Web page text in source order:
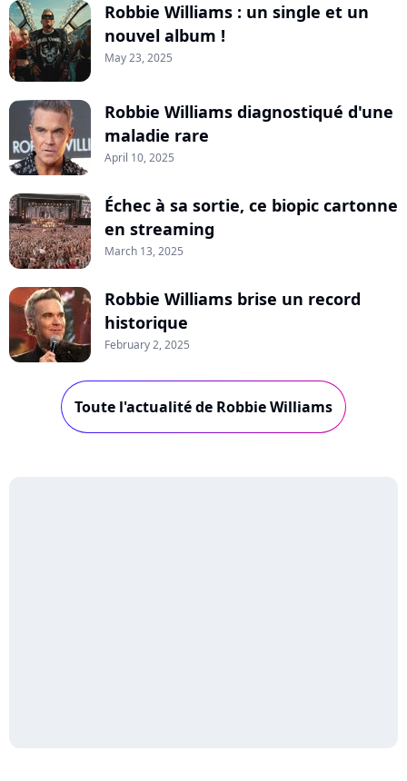
Robbie Williams : un single et un
nouvel album !
May 23, 2025
Robbie Williams diagnostiqué d'une
maladie rare
April 10, 2025
Échec à sa sortie, ce biopic cartonne
en streaming
March 13, 2025
Robbie Williams brise un record
historique
February 2, 2025
Toute l'actualité de Robbie Williams